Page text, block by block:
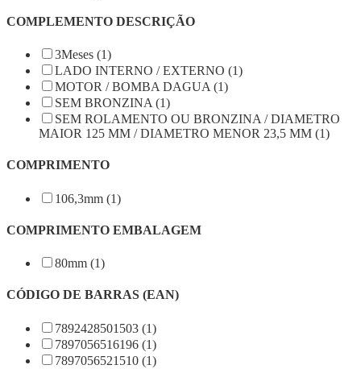
COMPLEMENTO DESCRIÇÃO
3Meses (1)
LADO INTERNO / EXTERNO (1)
MOTOR / BOMBA DAGUA (1)
SEM BRONZINA (1)
SEM ROLAMENTO OU BRONZINA / DIAMETRO
MAIOR 125 MM / DIAMETRO MENOR 23,5 MM (1)
COMPRIMENTO
106,3mm (1)
COMPRIMENTO EMBALAGEM
80mm (1)
CÓDIGO DE BARRAS (EAN)
7892428501503 (1)
7897056516196 (1)
7897056521510 (1)